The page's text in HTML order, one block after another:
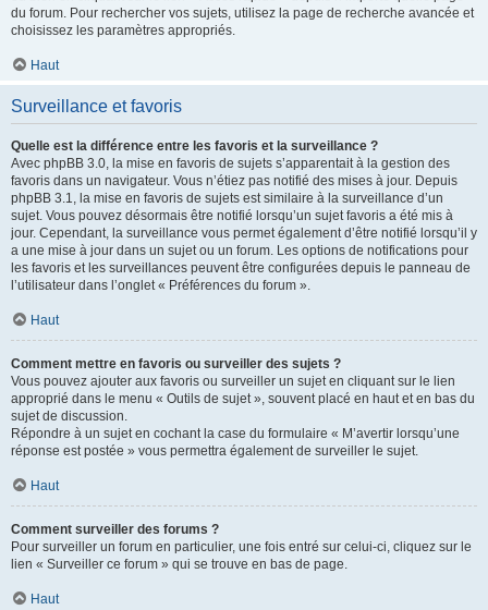
du forum. Pour rechercher vos sujets, utilisez la page de recherche avancée et
choisissez les paramètres appropriés.
Haut
Surveillance et favoris
Quelle est la différence entre les favoris et la surveillance ?
Avec phpBB 3.0, la mise en favoris de sujets s’apparentait à la gestion des
favoris dans un navigateur. Vous n’étiez pas notifié des mises à jour. Depuis
phpBB 3.1, la mise en favoris de sujets est similaire à la surveillance d’un
sujet. Vous pouvez désormais être notifié lorsqu’un sujet favoris a été mis à
jour. Cependant, la surveillance vous permet également d’être notifié lorsqu’il y
a une mise à jour dans un sujet ou un forum. Les options de notifications pour
les favoris et les surveillances peuvent être configurées depuis le panneau de
l’utilisateur dans l’onglet « Préférences du forum ».
Haut
Comment mettre en favoris ou surveiller des sujets ?
Vous pouvez ajouter aux favoris ou surveiller un sujet en cliquant sur le lien
approprié dans le menu « Outils de sujet », souvent placé en haut et en bas du
sujet de discussion.
Répondre à un sujet en cochant la case du formulaire « M’avertir lorsqu’une
réponse est postée » vous permettra également de surveiller le sujet.
Haut
Comment surveiller des forums ?
Pour surveiller un forum en particulier, une fois entré sur celui-ci, cliquez sur le
lien « Surveiller ce forum » qui se trouve en bas de page.
Haut